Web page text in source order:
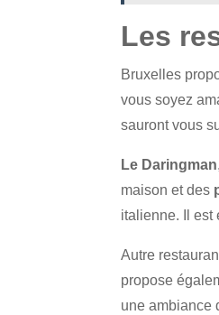
Les
Bruxelles
vous soyez
sauront vous
Le Daringman
maison et des
italienne. Il est
Autre
propose
une ambiance